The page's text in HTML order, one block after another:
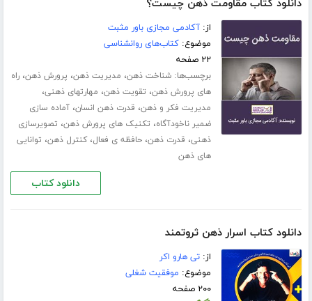
دانلود کتاب مقاومت ذهن چیست؟
از:آکادمی مجازی باور مثبت
موضوع:کتاب‌های روانشناسی
۲۲ صفحه
برچسب‌ها:شناخت ذهن، مدیریت ذهن، پرورش ذهن،راه
های پرورش ذهن، تقویت ذهن، مهارت­های ذهنی،
مدیریت فکر و ذهن، قدرت ذهن انسان،آماده سازی
ضمیر ناخودآگاه، تکنیک های پرورش ذهن، تصویرسازی
ذهنی، قدرت ذهن،حافظه ی فعال،کنترل ذهن، توانایی
های ذهن
دانلود کتاب
دانلود کتاب اسرار ذهن ثروتمند
از:تی هارو اکر
موضوع: موفقیت شغلی
۲۰۰ صفحه